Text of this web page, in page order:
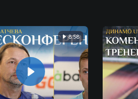
8:58